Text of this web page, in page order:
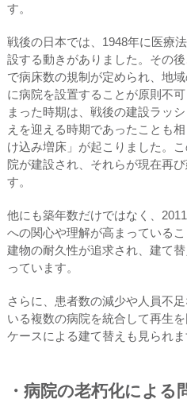
す。
戦後の日本では、1948年に医療
設する動きがありました。その
で病床数の規制が定められ、地
に病院を設置することが原則不
まった時期は、戦後の建設ラッ
えを迎える時期であったことも
け込み増床」が起こりました。
院が建設され、それらが現在再
す。
他にも築年数だけではなく、
への関心や理解が高まっている
建物の耐久性が追求され、建て
っています。
さらに、患者数の減少や人員不
いる複数の病院を統合して再生
ケースによる建て替えも見られま
・病院の老朽化による